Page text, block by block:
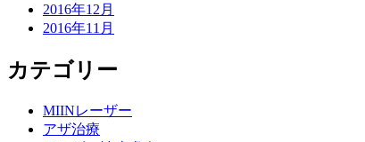
2016年12月
2016年11月
カテゴリー
MIINレーザー
アザ治療